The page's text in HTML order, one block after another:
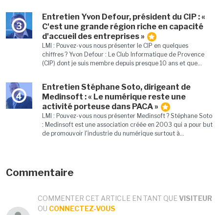
3
Entretien Yvon Defour, président du CIP : «
C'est une grande région riche en capacité
d'accueil des entreprises »
LMI : Pouvez-vous nous présenter le CIP en quelques
chiffres ? Yvon Defour : Le Club Informatique de Provence
(CIP) dont je suis membre depuis presque 10 ans et que...
4
Entretien Stéphane Soto, dirigeant de
Medinsoft : « Le numérique reste une
activité porteuse dans PACA »
LMI : Pouvez-vous nous présenter Medinsoft ? Stéphane Soto
: Medinsoft est une association créée en 2003 qui a pour but
de promouvoir l'industrie du numérique surtout à...
Commentaire
COMMENTER CET ARTICLE EN TANT QUE VISITEUR
OU CONNECTEZ-VOUS